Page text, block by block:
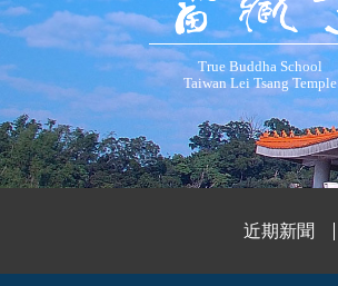
True Buddha School
Taiwan Lei Tsang Temple
近期新聞